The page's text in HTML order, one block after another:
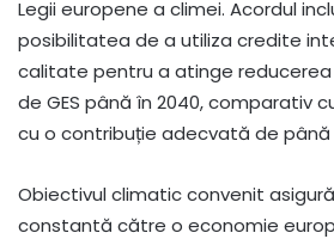
Legii europene a climei. Acordul
posibilitatea de a utiliza credite
calitate pentru a atinge reducerea
de GES până în 2040, comparativ
cu o contribuție adecvată de până
Obiectivul climatic convenit
constantă către o economie